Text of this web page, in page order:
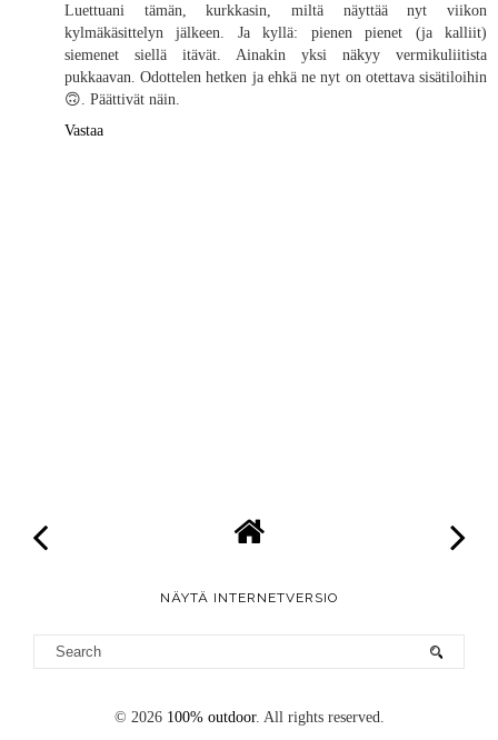
Luettuani tämän, kurkkasin, miltä näyttää nyt viikon
kylmäkäsittelyn jälkeen. Ja kyllä: pienen pienet (ja kalliit)
siemenet siellä itävät. Ainakin yksi näkyy vermikuliitista
pukkaavan. Odottelen hetken ja ehkä ne nyt on otettava sisätiloihin
🙃. Päättivät näin.
Vastaa
NÄYTÄ INTERNETVERSIO
© 2026 100% outdoor. All rights reserved.